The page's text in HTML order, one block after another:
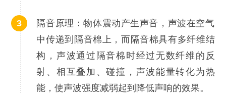
隔音原理：物体震动产生声音，声波在空气
中传递到隔音棉上，而隔音棉具有多纤维结
构，声波通过隔音棉时经过无数纤维的反
射、相互叠加、碰撞，声波能量转化为热
能，使声波强度减弱起到降低声响的效果。